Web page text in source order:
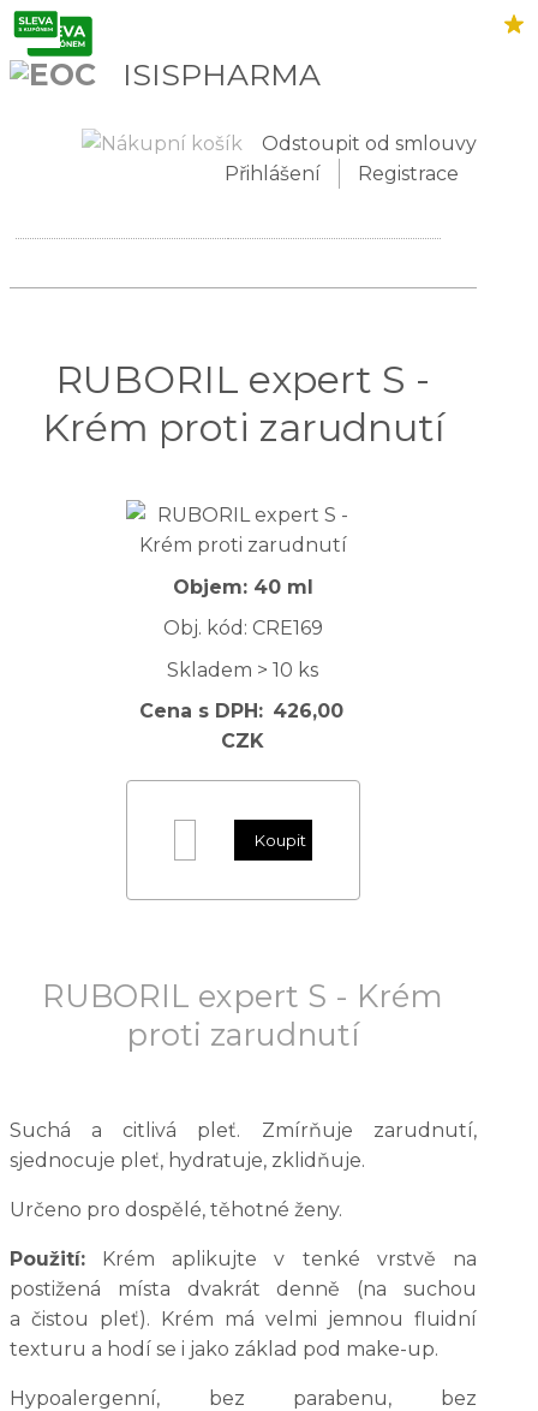
ISISPHARMA
Odstoupit od smlouvy
Přihlášení
Registrace
RUBORIL expert S -
Krém proti zarudnutí
Objem: 40 ml
Obj. kód: CRE169
Skladem > 10 ks
Cena s DPH: 426,00
CZK
RUBORIL expert S - Krém
proti zarudnutí
Suchá a citlivá pleť. Zmírňuje zarudnutí,
sjednocuje pleť, hydratuje, zklidňuje.
Určeno pro dospělé, těhotné ženy.
Použití: Krém aplikujte v tenké vrstvě na
postižená místa dvakrát denně (na suchou
a čistou pleť). Krém má velmi jemnou fluidní
texturu a hodí se i jako základ pod make-up.
Hypoalergenní, bez parabenu, bez